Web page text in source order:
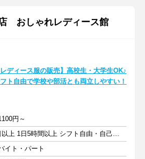
おしゃれレディース館
レディース服の販売】高校生・大学生OK♪
ト自由で学校や部活とも両立しやすい！
円～
週1日以上 1日5時間以上 シフト自由・自己申告
イト・パート